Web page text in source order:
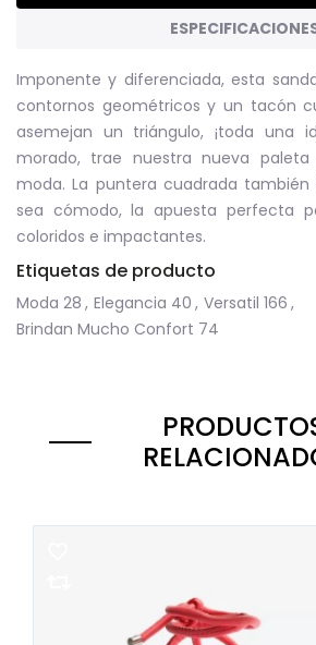
Imponente y diferenciada, esta
contornos geométricos y un tacón
asemejan un triángulo, ¡toda una
morado, trae nuestra nueva
moda. La puntera cuadrada
sea cómodo, la apuesta perfecta
coloridos e impactantes.
Etiquetas de producto
Moda 28 , Elegancia 40 , Versatil 166 ,
Brindan Mucho Confort 74